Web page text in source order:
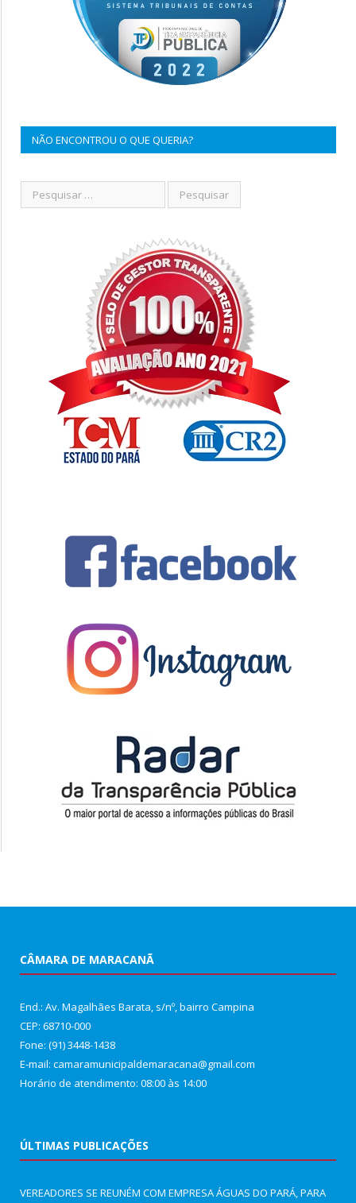
NÃO ENCONTROU O QUE QUERIA?
CÂMARA DE MARACANÃ
End.: Av. Magalhães Barata, s/nº, bairro Campina
CEP: 68710-000
Fone: (91) 3448-1438
E-mail: camaramunicipaldemaracana@gmail.com
Horário de atendimento: 08:00 às 14:00
ÚLTIMAS PUBLICAÇÕES
VEREADORES SE REUNÉM COM EMPRESA ÁGUAS DO PARÁ, PARA